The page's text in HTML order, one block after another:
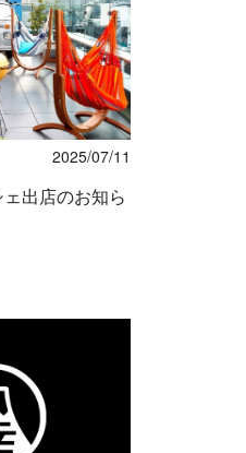
2025/07/11
出店のお知ら